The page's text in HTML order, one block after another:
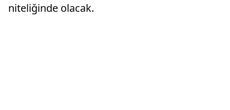
niteliğinde olacak.